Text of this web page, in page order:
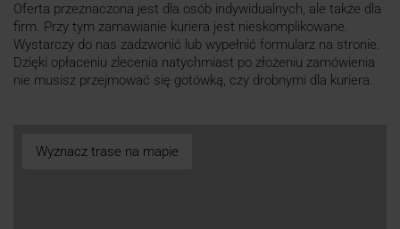
Oferta przeznaczona jest dla osób indywidualnych, ale także dla
firm. Przy tym zamawianie kuriera jest nieskomplikowane.
Wystarczy do nas zadzwonić lub wypełnić formularz na stronie.
Dzięki opłaceniu zlecenia natychmiast po złożeniu zamówienia
nie musisz przejmować się gotówką, czy drobnymi dla kuriera.
Wyznacz trase na mapie